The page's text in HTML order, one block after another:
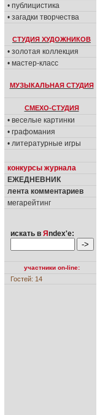
• публицистика
• загадки творчества
СТУДИЯ ХУДОЖНИКОВ
• золотая коллекция
• мастер-класс
МУЗЫКАЛЬНАЯ СТУДИЯ
СМЕХО-СТУДИЯ
• веселые картинки
• графомания
• литературные игры
конкурсы журнала
ЕЖЕДНЕВНИК
лента комментариев
мегарейтинг
искать в Я ndex'е:
участники on-line:
Гостей: 14